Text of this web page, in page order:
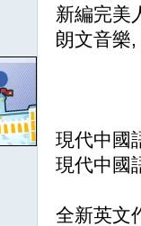
新編完
朗文音
現代中國
現代中國
全新英文